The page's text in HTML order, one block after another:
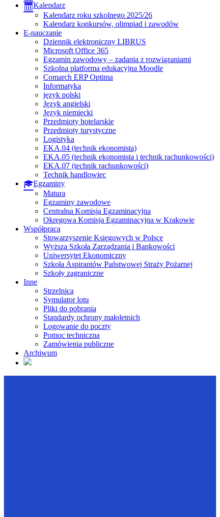
Kalendarz
Kalendarz roku szkolnego 2025/26
Kalendarz konkursów, olimpiad i zawodów
E-nauczanie
Dziennik elektroniczny LIBRUS
Microsoft Office 365
Egzamin zawodowy – zadania z rozwiązaniami
Szkolna platforma edukacyjna Moodle
Comarch ERP Optima
Informatyka
język polski
Język angielski
Język niemiecki
Przedmioty hotelarskie
Przedmioty turystyczne
Logistyka
EKA.04 (technik ekonomista)
EKA.05 (technik ekonomista i technik rachunkowości)
EKA.07 (technik rachunkowości)
Technik handlowiec
Egzaminy
Matura
Egzaminy zawodowe
Centralna Komisja Egzaminacyjna
Okręgowa Komisja Egzaminacyjna w Krakowie
Współpraca
Stowarzyszenie Księgowych w Polsce
Wyższa Szkoła Zarządzania i Bankowości
Uniwersytet Ekonomiczny
Szkoła Aspirantów Państwowej Straży Pożarnej
Szkoły zagraniczne
Inne
Strzelnica
Symulator lotu
Pliki do pobrania
Standardy ochrony małoletnich
Logowanie do poczty
Pomoc techniczna
Zamówienia publiczne
Archiwum